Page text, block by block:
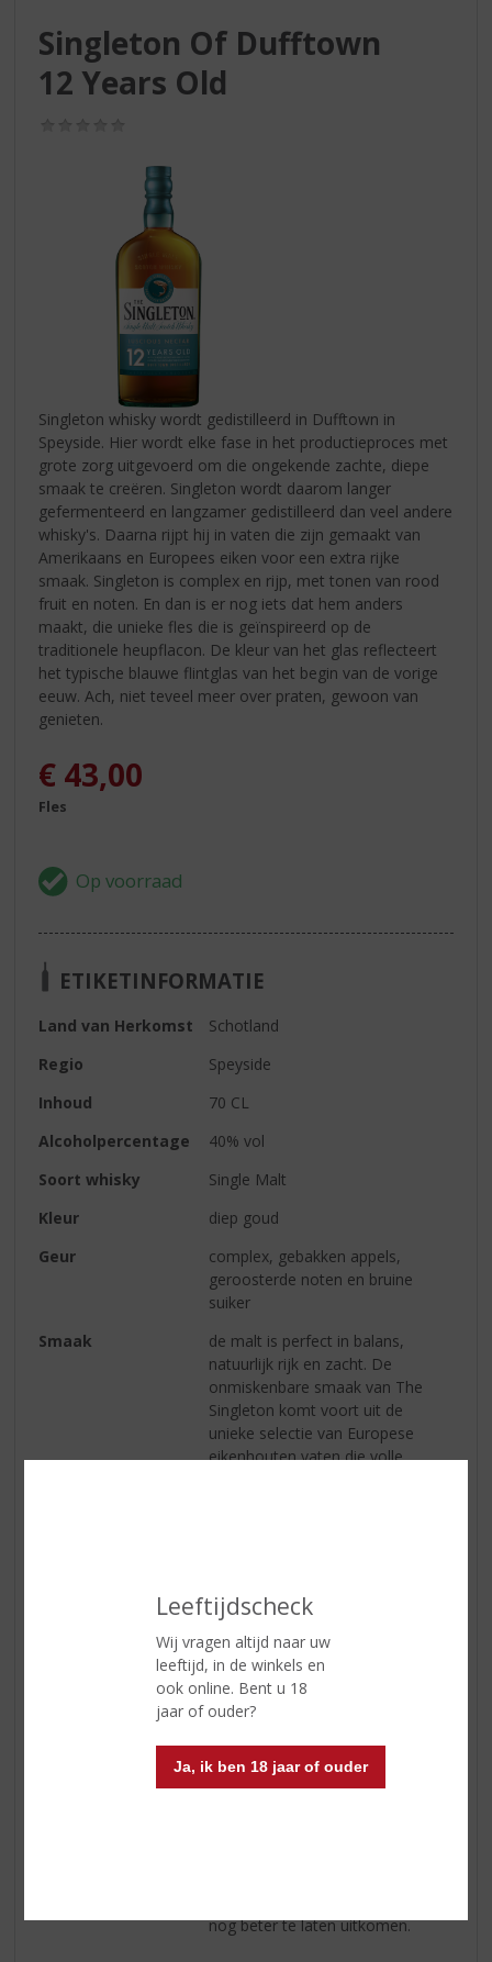
Leeftijdscheck
Wij vragen altijd naar uw
leeftijd, in de winkels en
ook online. Bent u 18
jaar of ouder?
Ja, ik ben 18 jaar of ouder
Singleton Of Dufftown
12 Years Old
Singleton whisky wordt gedistilleerd in Dufftown in
Speyside. Hier wordt elke fase in het productieproces met
grote zorg uitgevoerd om die ongekende zachte, diepe
smaak te creëren. Singleton wordt daarom langer
gefermenteerd en langzamer gedistilleerd dan veel andere
whisky's. Daarna rijpt hij in vaten die zijn gemaakt van
Amerikaans en Europees eiken voor een extra rijke
smaak. Singleton is complex en rijp, met tonen van rood
fruit en noten. En dan is er nog iets dat hem anders
maakt, die unieke fles die is geïnspireerd op de
traditionele heupflacon. De kleur van het glas reflecteert
het typische blauwe flintglas van het begin van de vorige
eeuw. Ach, niet teveel meer over praten, gewoon van
genieten.
€ 43,00
Fles
ETIKETINFORMATIE
Land van Herkomst
Schotland
Regio
Speyside
Inhoud
70 CL
Alcoholpercentage
40% vol
Soort whisky
Single Malt
Kleur
diep goud
Geur
complex, gebakken appels,
geroosterde noten en bruine
suiker
Smaak
de malt is perfect in balans,
natuurlijk rijk en zacht. De
onmiskenbare smaak van The
Singleton komt voort uit de
unieke selectie van Europese
eikenhouten vaten die volle
ontwikkeld als de ideale
introductie van single malt
whisky's aan nieuwe
consumenten. Deze zachte, van
nature volle Single Malt Scotch
Whisky heeft zoete fruittonen,
bessen, bruine suiker, koffie
lang aanhoudende, prettig warme
nog beter te laten uitkomen.